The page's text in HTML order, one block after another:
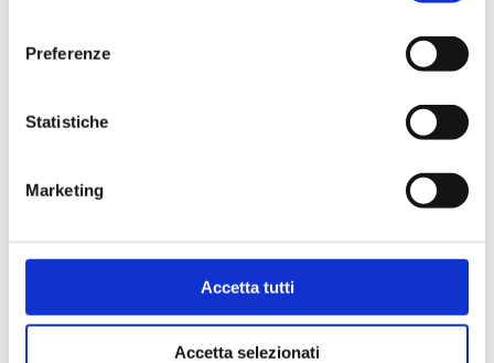
Preferenze
Statistiche
Marketing
Accetta tutti
Accetta selezionati